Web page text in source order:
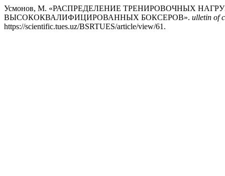
Усмонов, М. «РАСПРЕДЕЛЕНИЕ ТРЕНИРОВОЧНЫХ
ВЫСОКОКВАЛИФИЦИРОВАННЫХ БОКСЕРОВ». ulletin of
https://scientific.tues.uz/BSRTUES/article/view/61.